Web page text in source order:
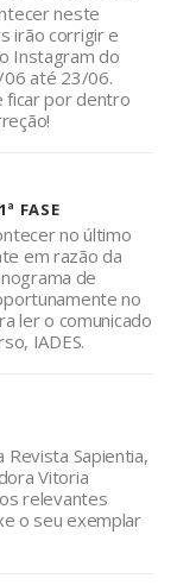
neste
irão corrigir e
Instagram do
até 23/06.
ficar por dentro
FASE
no último
em razão da
de
no
ler o comunicado
IADES.
Revista Sapientia,
Vitoria
relevantes
o seu exemplar